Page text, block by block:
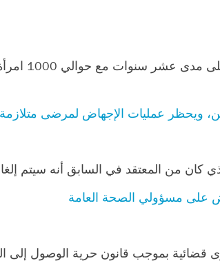
في دراسة
ويحظر عمليات الإجهاض لمرضى
من المعتقد في السابق أنه سيتم
على مسؤولي الصحة العامة
بموجب قانون حرية الوصول إلى